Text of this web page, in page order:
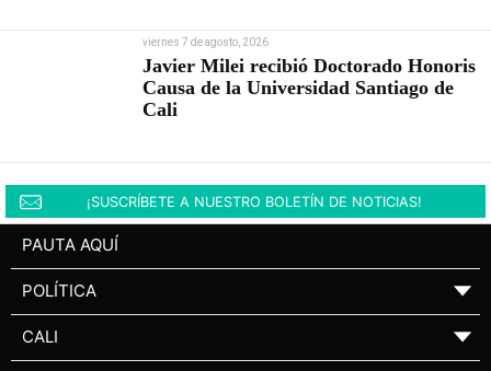
viernes 7 de agosto, 2026
Javier Milei recibió Doctorado Honoris
Causa de la Universidad Santiago de
Cali
¡SUSCRÍBETE A NUESTRO BOLETÍN DE NOTICIAS!
PAUTA AQUÍ
POLÍTICA ▼
CALI ▼